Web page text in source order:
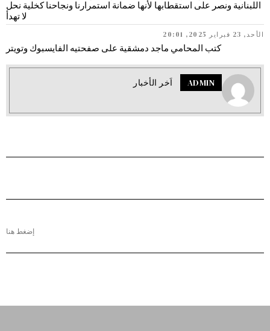
اللبنانية ونصر على استقطابها لأنها ضمانة استمرارنا ونجاحنا كخلية نحل
لا تهدأ
الأحد, 23 فبراير 2025, 20:01
كتب المحامي ماجد دمشقية على صفحتيه الفايسبوك وتويتر
ADMIN اَخر الأخبار
إضغط هنا